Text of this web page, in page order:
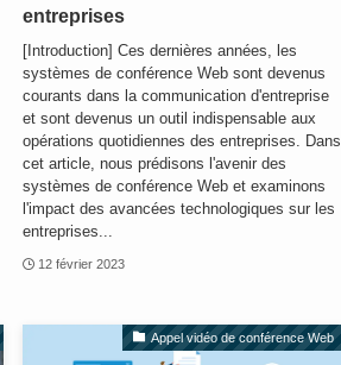
entreprises
[Introduction] Ces dernières années, les
systèmes de conférence Web sont devenus
courants dans la communication d'entreprise
et sont devenus un outil indispensable aux
opérations quotidiennes des entreprises. Dans
cet article, nous prédisons l'avenir des
systèmes de conférence Web et examinons
l'impact des avancées technologiques sur les
entreprises...
12 février 2023
Appel vidéo de conférence Web